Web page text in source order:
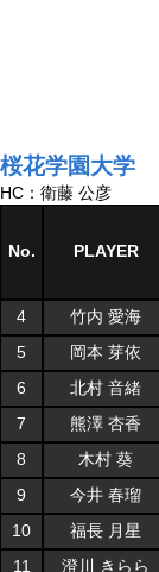
桜花学園大学
HC：衛藤 公彦
No. PLAYER
4 竹内 愛海
5
岡本 芽依
6
北村 音緒
7
熊澤 杏香
8
木村 葵
9
今井 春瑠
10
福長 月星
11
澄川 きらら